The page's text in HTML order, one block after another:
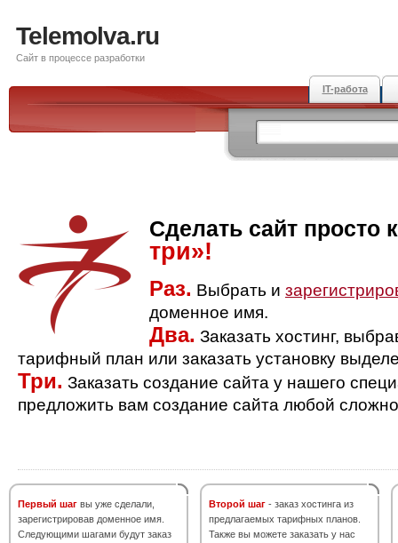
Telemolva.ru
Сайт в процессе разработки
IT-работа
Сделать сайт просто
три»!
Раз. Выбрать и
доменное имя.
Два. Заказать хостинг,
тарифный план или заказать установку
Три. Заказать создание сайта у нашего
предложить вам создание сайта любой
Первый шаг вы уже сделали,
зарегистрировав доменное имя.
Следующими шагами будут заказ
Второй шаг - заказ хостинга из
предлагаемых тарифных планов.
Также вы можете заказать у нас